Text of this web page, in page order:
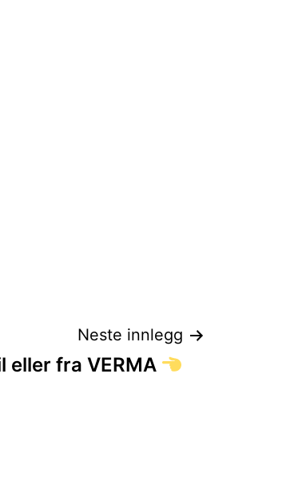
Neste innlegg
eller fra VERMA